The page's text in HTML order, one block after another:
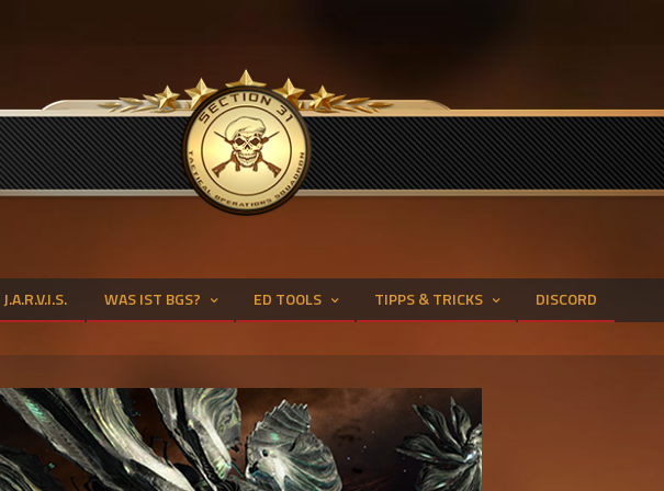
J.A.R.V.I.S. WAS IST BGS? ED TOOLS TIPPS & TRICKS DISCORD